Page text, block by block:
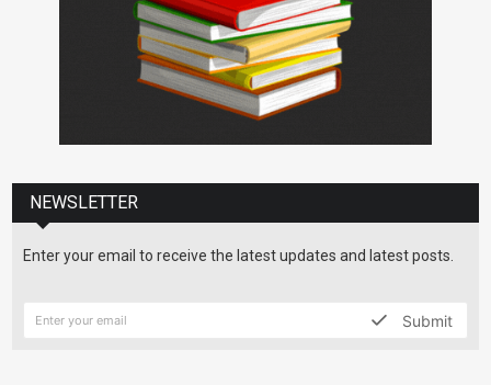
NEWSLETTER
Enter your email to receive the latest updates and latest posts.
Submit